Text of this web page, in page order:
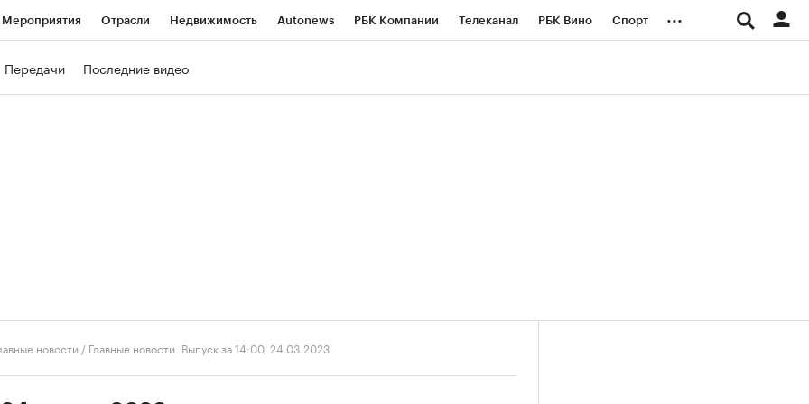
Мероприятия Отрасли Недвижимость Autonews РБК Компании Телеканал РБК Вино Спорт ...
Передачи Последние видео
новости / Главные новости. Выпуск за 14:00, 24.03.2023